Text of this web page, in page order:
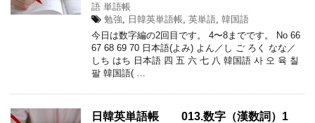
語 単語帳
勉強
日韓英単語帳 英単語 韓国語
今日は数字編の2回目です。 4〜8までです。 No 66
67 68 69 70 日本語(よみ) よん／し ご ろく なな／
しち はち 日本語 四 五 六 七 八 韓国語 사 오 육 칠
팔 韓国語( …
日韓英単語帳 013.数字（漢数詞）1